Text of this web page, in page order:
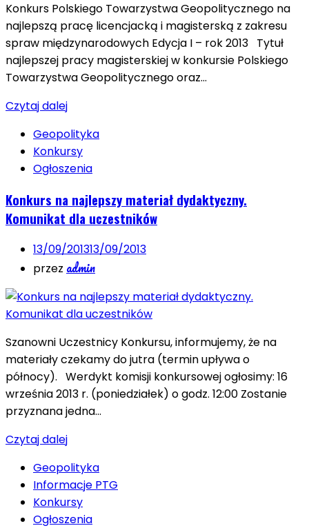
Konkurs Polskiego Towarzystwa Geopolitycznego na
najlepszą pracę licencjacką i magisterską z zakresu
spraw międzynarodowych Edycja I – rok 2013 Tytuł
najlepszej pracy magisterskiej w konkursie Polskiego
Towarzystwa Geopolitycznego oraz…
Czytaj dalej
Geopolityka
Konkursy
Ogłoszenia
Konkurs na najlepszy materiał dydaktyczny.
Komunikat dla uczestników
13/09/201313/09/2013
przez admin
Szanowni Uczestnicy Konkursu, informujemy, że na
materiały czekamy do jutra (termin upływa o
północy). Werdykt komisji konkursowej ogłosimy: 16
września 2013 r. (poniedziałek) o godz. 12:00 Zostanie
przyznana jedna…
Czytaj dalej
Geopolityka
Informacje PTG
Konkursy
Ogłoszenia